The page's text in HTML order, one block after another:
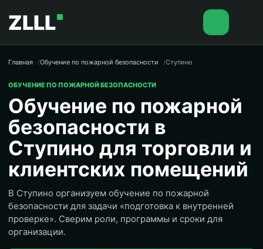
ZLLL
Главная Обучение по пожарной безопасности Ступино
ОБУЧЕНИЕ ПО ПОЖАРНОЙ БЕЗОПАСНОСТИ
Обучение по пожарной
безопасности в
Ступино для торговли и
клиентских помещений
В Ступино организуем обучение по пожарной
безопасности для задачи «подготовка к внутренней
проверке». Сверим роли, программы и сроки для
организации.